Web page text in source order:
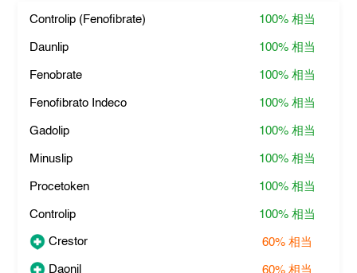
Controlip (Fenofibrate) 100% 相当
Daunlip 100% 相当
Fenobrate 100% 相当
Fenofibrato Indeco 100% 相当
Gadolip 100% 相当
Minuslip 100% 相当
Procetoken 100% 相当
Controlip 100% 相当
Crestor 60% 相当
Daonil 60% 相当